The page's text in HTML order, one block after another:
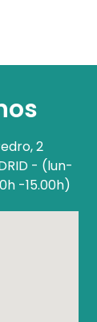
2
- (lun-
-15.00h)